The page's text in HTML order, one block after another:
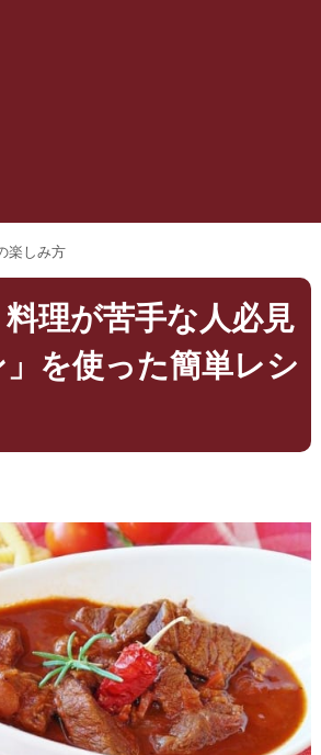
楽しみ方
料理が苦手な人必見
」を使った簡単レシ